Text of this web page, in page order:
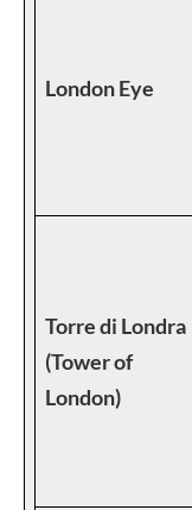
London Eye
Torre di Londra
(Tower of
London)